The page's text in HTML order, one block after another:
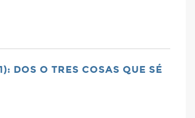
DOS O TRES COSAS QUE SÉ